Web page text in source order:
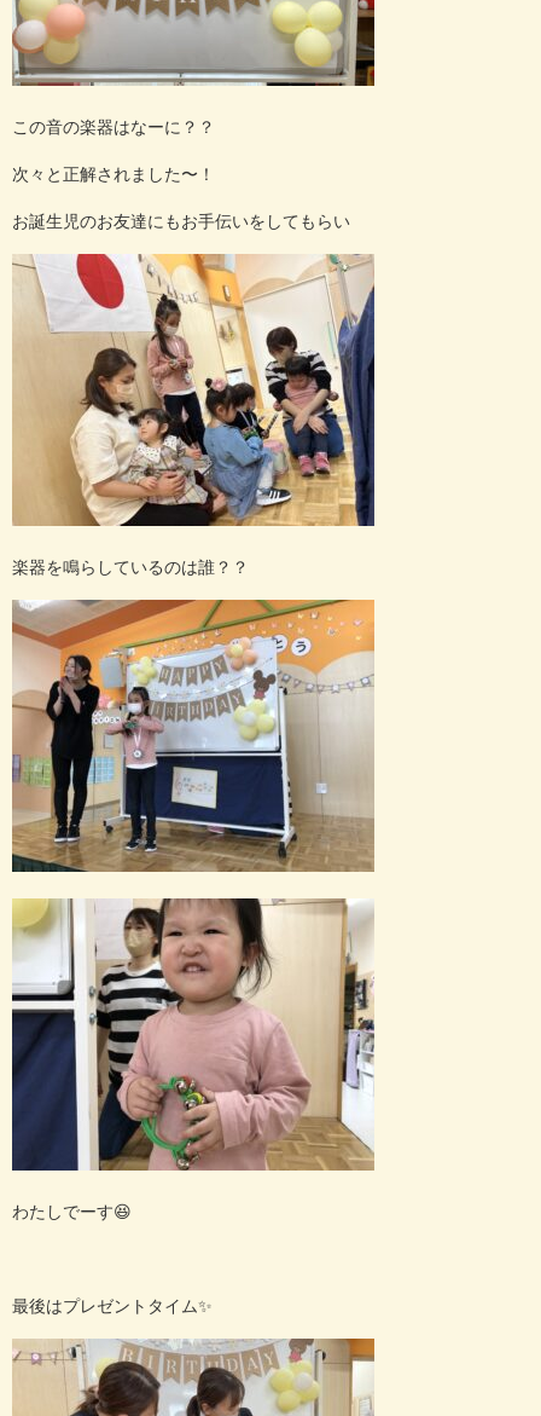
この音の楽器はなーに？？
次々と正解されました〜！
お誕生児のお友達にもお手伝いをしてもらい
楽器を鳴らしているのは誰？？
わたしでーす😆
最後はプレゼントタイム✨